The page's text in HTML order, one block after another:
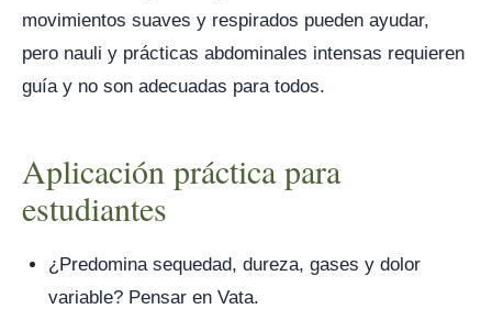
movimientos suaves y respirados pueden ayudar,
pero nauli y prácticas abdominales intensas requieren
guía y no son adecuadas para todos.
Aplicación práctica para
estudiantes
¿Predomina sequedad, dureza, gases y dolor
variable? Pensar en Vata.